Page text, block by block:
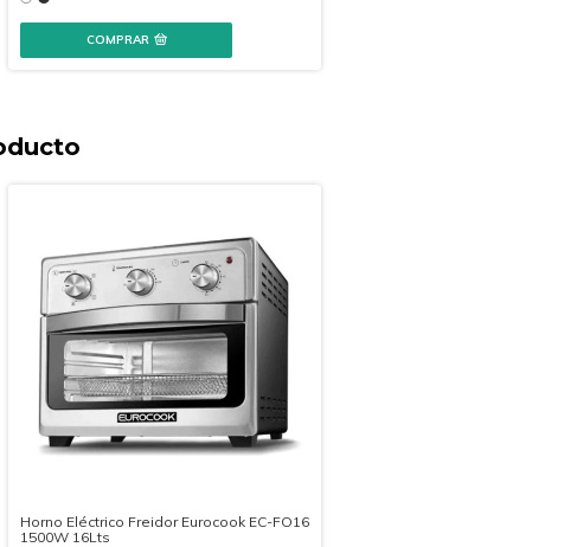
COMPRAR
Horno Eléctrico Freidor Eurocook EC-FO16
1500W 16Lts